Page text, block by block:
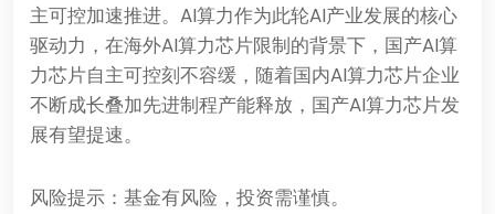
主可控加速推进。AI算力作为此轮AI产业发展的核心
驱动力，在海外AI算力芯片限制的背景下，国产AI算
力芯片自主可控刻不容缓，随着国内AI算力芯片企业
不断成长叠加先进制程产能释放，国产AI算力芯片发
展有望提速。
风险提示：基金有风险，投资需谨慎。